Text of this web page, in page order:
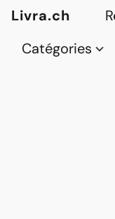
Livra.ch
Catégories